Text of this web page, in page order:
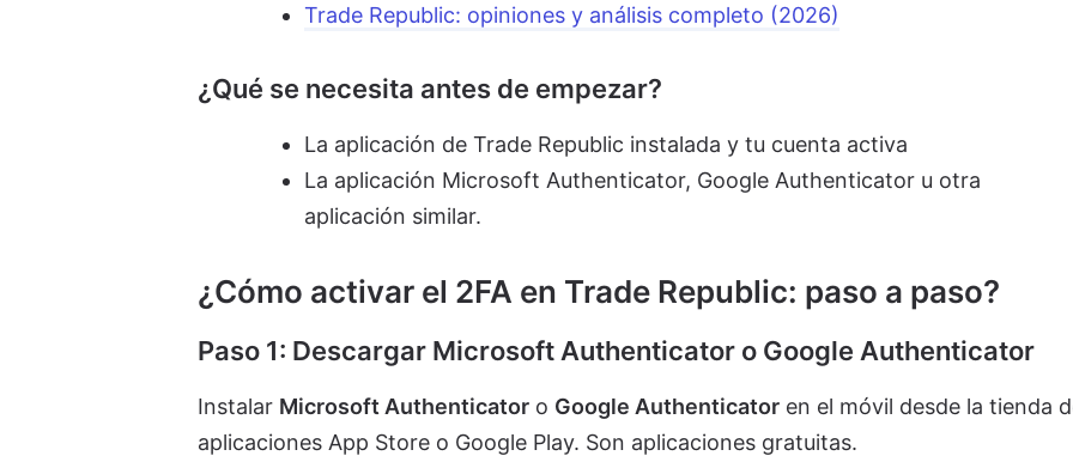
Trade Republic: opiniones y análisis completo (2026)
¿Qué se necesita antes de empezar?
La aplicación de Trade Republic instalada y tu cuenta activa
La aplicación Microsoft Authenticator, Google Authenticator u otra
aplicación similar.
¿Cómo activar el 2FA en Trade Republic: paso a paso?
Paso 1: Descargar Microsoft Authenticator o Google Authenticator
Instalar Microsoft Authenticatoro Google Authenticatoren el móvil desde la tienda
aplicaciones App Store o Google Play. Son aplicaciones gratuitas.